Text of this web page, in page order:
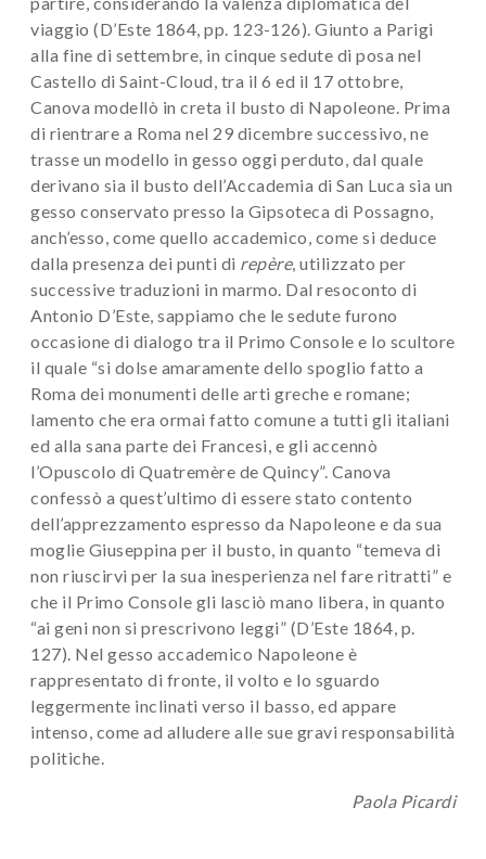
viaggio (D’Este 1864, pp. 123-126). Giunto a Parigi
alla fine di settembre, in cinque sedute di posa nel
Castello di Saint-Cloud, tra il 6 ed il 17 ottobre,
Canova modellò in creta il busto di Napoleone. Prima
di rientrare a Roma nel 29 dicembre successivo, ne
trasse un modello in gesso oggi perduto, dal quale
derivano sia il busto dell’Accademia di San Luca sia un
gesso conservato presso la Gipsoteca di Possagno,
anch’esso, come quello accademico, come si deduce
dalla presenza dei punti di repère, utilizzato per
successive traduzioni in marmo. Dal resoconto di
Antonio D’Este, sappiamo che le sedute furono
occasione di dialogo tra il Primo Console e lo scultore
il quale “si dolse amaramente dello spoglio fatto a
Roma dei monumenti delle arti greche e romane;
lamento che era ormai fatto comune a tutti gli italiani
ed alla sana parte dei Francesi, e gli accennò
l’Opuscolo di Quatremère de Quincy”. Canova
confessò a quest’ultimo di essere stato contento
dell’apprezzamento espresso da Napoleone e da sua
moglie Giuseppina per il busto, in quanto “temeva di
non riuscirvi per la sua inesperienza nel fare ritratti” e
che il Primo Console gli lasciò mano libera, in quanto
“ai geni non si prescrivono leggi” (D’Este 1864, p.
127). Nel gesso accademico Napoleone è
rappresentato di fronte, il volto e lo sguardo
leggermente inclinati verso il basso, ed appare
intenso, come ad alludere alle sue gravi responsabilità
politiche.
Paola Picardi